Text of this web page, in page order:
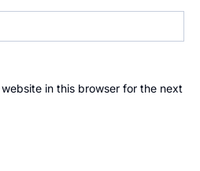
in this browser for the next